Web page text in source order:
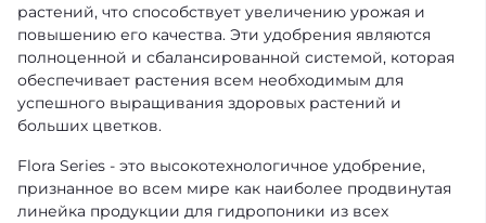
растений, что способствует увеличению урожая и
повышению его качества. Эти удобрения являются
полноценной и сбалансированной системой, которая
обеспечивает растения всем необходимым для
успешного выращивания здоровых растений и
больших цветков.
Flora Series - это высокотехнологичное удобрение,
признанное во всем мире как наиболее продвинутая
линейка продукции для гидропоники из всех